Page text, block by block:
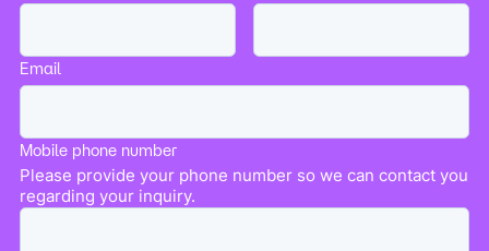
Email
Mobile phone number
Please provide your phone number so we can contact you
regarding your inquiry.